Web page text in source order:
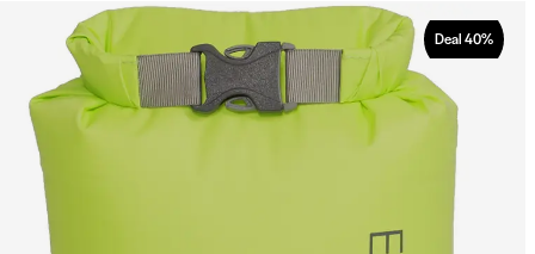
Deal 40%